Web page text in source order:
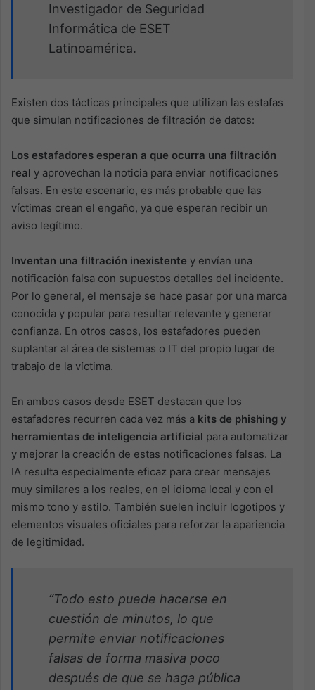
Investigador de Seguridad
Informática de ESET
Latinoamérica.
Existen dos tácticas principales que utilizan las estafas
que simulan notificaciones de filtración de datos:
Los estafadores esperan a que ocurra una filtración
real y aprovechan la noticia para enviar notificaciones
falsas. En este escenario, es más probable que las
víctimas crean el engaño, ya que esperan recibir un
aviso legítimo.
Inventan una filtración inexistente y envían una
notificación falsa con supuestos detalles del incidente.
Por lo general, el mensaje se hace pasar por una marca
conocida y popular para resultar relevante y generar
confianza. En otros casos, los estafadores pueden
suplantar al área de sistemas o IT del propio lugar de
trabajo de la víctima.
En ambos casos desde ESET destacan que los
estafadores recurren cada vez más a kits de phishing y
herramientas de inteligencia artificial para automatizar
y mejorar la creación de estas notificaciones falsas. La
IA resulta especialmente eficaz para crear mensajes
muy similares a los reales, en el idioma local y con el
mismo tono y estilo. También suelen incluir logotipos y
elementos visuales oficiales para reforzar la apariencia
de legitimidad.
“Todo esto puede hacerse en
cuestión de minutos, lo que
permite enviar notificaciones
falsas de forma masiva poco
después de que se haga pública